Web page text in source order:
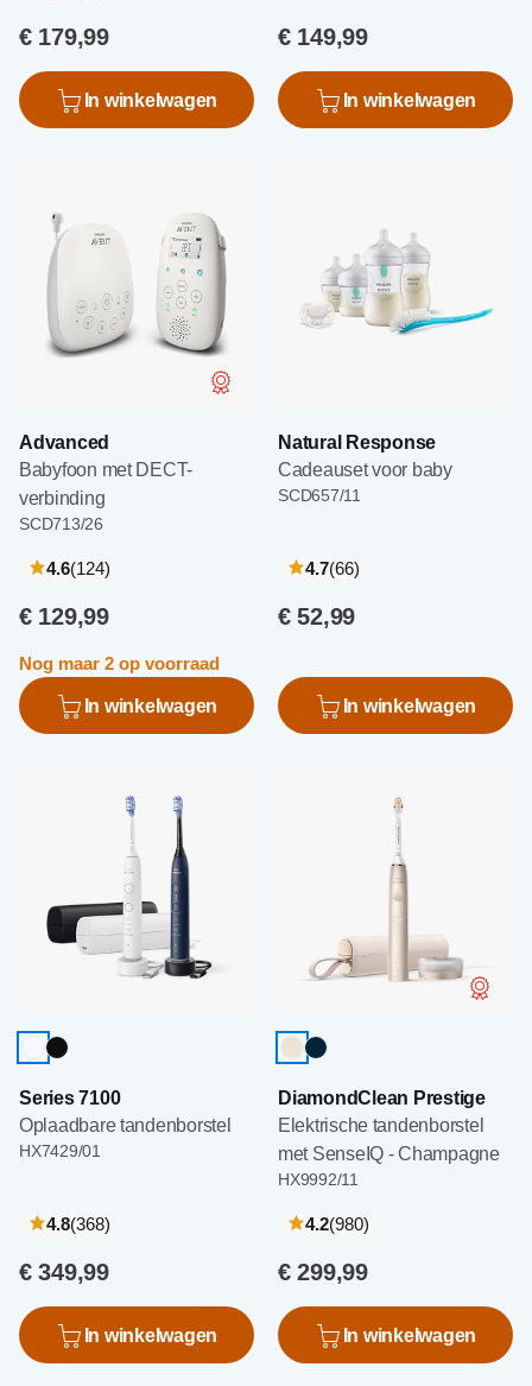
€ 179,99
In winkelwagen
€ 149,99
In winkelwagen
Advanced
Babyfoon met DECT-
verbinding
SCD713/26
4.6(124recensies
)
€ 129,99
Nog maar 2 op voorraad
In winkelwagen
Natural Response
Cadeauset voor baby
SCD657/11
4.7(66recensies
)
€ 52,99
In winkelwagen
Series 7100
Oplaadbare tandenborstel
HX7429/01
4.8(368recensies
)
€ 349,99
In winkelwagen
DiamondClean Prestige
Elektrische tandenborstel
met SenseIQ - Champagne
HX9992/11
4.2(980recensies
)
€ 299,99
In winkelwagen